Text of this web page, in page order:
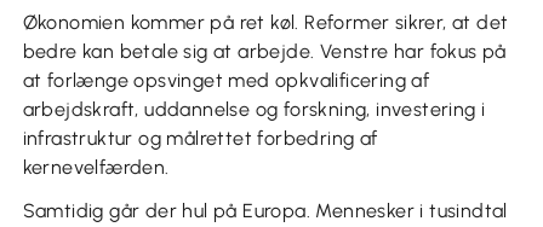
Økonomien kommer på ret køl. Reformer sikrer, at det
bedre kan betale sig at arbejde. Venstre har fokus på
at forlænge opsvinget med opkvalificering af
arbejdskraft, uddannelse og forskning, investering i
infrastruktur og målrettet forbedring af
kernevelfærden.
Samtidig går der hul på Europa. Mennesker i tusindtal